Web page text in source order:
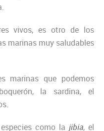
vivos, es otro de los
marinas muy saludables
marinas que podemos
la sardina, el
como la jibia, el